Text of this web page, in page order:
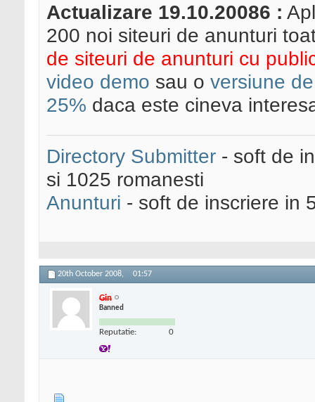
Actualizare 19.10.20086 :
200 noi siteuri de anunturi
de siteuri de anunturi cu
video demo sau o versiune
25% daca este cineva
Directory Submitter - soft de
si 1025 romanesti
Anunturi - soft de inscriere in
20th October 2008, 01:57
Gin
Banned
Reputatie: 0